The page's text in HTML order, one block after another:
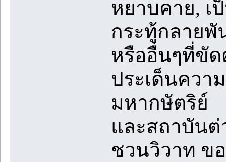
หยาบคาย, เ
กระทู้กลายพั
หรืออื่นๆที่ขัด
ประเด็นควา
มหากษัตริย์
และสถาบันต่
ชวนวิวาท ข